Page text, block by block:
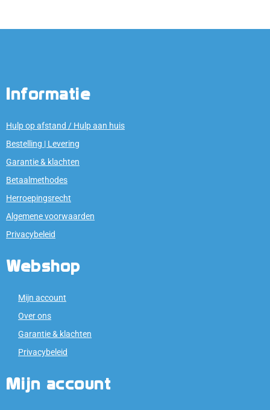
Informatie
Hulp op afstand / Hulp aan huis
Bestelling | Levering
Garantie & klachten
Betaalmethodes
Herroepingsrecht
Algemene voorwaarden
Privacybeleid
Webshop
Mijn account
Over ons
Garantie & klachten
Privacybeleid
Mijn account